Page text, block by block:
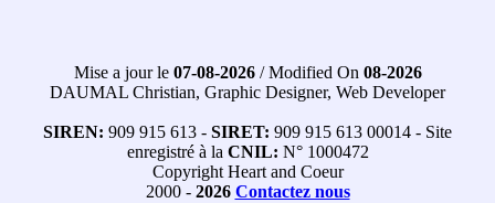
Mise a jour le 07-08-2026/ Modified On 08-2026
DAUMAL Christian, Graphic Designer, Web Developer
SIREN: 909 915 613 - SIRET: 909 915 613 00014 - Site
enregistré à la CNIL: N° 1000472
Copyright Heart and Coeur
2000 - 2026 Contactez nous